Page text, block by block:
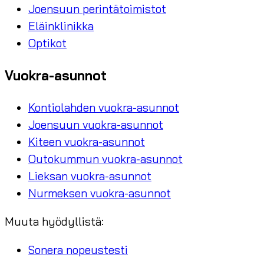
Joensuun perintätoimistot
Eläinklinikka
Optikot
Vuokra-asunnot
Kontiolahden vuokra-asunnot
Joensuun vuokra-asunnot
Kiteen vuokra-asunnot
Outokummun vuokra-asunnot
Lieksan vuokra-asunnot
Nurmeksen vuokra-asunnot
Muuta hyödyllistä:
Sonera nopeustesti